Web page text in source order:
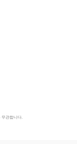
무관합니다.